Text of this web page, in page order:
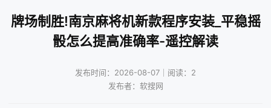
牌场制胜!南京麻将机新款程序安装_平稳摇
骰怎么提高准确率-遥控解读
发布时间：2026-08-07｜阅读：2
发布者：软搜网